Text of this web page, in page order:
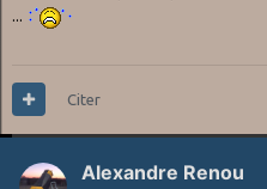
...
Citer
Alexandre Renou